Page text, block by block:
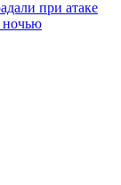
при атаке
ночью